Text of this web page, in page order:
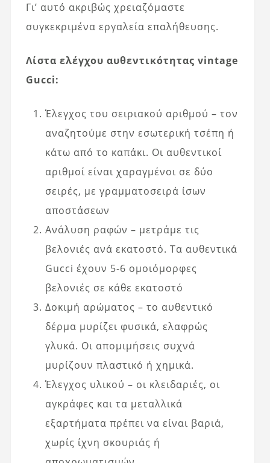
Γι’ αυτό ακριβώς χρειαζόμαστε
συγκεκριμένα εργαλεία επαλήθευσης.
Λίστα ελέγχου αυθεντικότητας vintage
Gucci:
Έλεγχος του σειριακού αριθμού – τον
αναζητούμε στην εσωτερική τσέπη ή
κάτω από το καπάκι. Οι αυθεντικοί
αριθμοί είναι χαραγμένοι σε δύο
σειρές, με γραμματοσειρά ίσων
αποστάσεων
Ανάλυση ραφών – μετράμε τις
βελονιές ανά εκατοστό. Τα αυθεντικά
Gucci έχουν 5-6 ομοιόμορφες
βελονιές σε κάθε εκατοστό
Δοκιμή αρώματος – το αυθεντικό
δέρμα μυρίζει φυσικά, ελαφρώς
γλυκά. Οι απομιμήσεις συχνά
μυρίζουν πλαστικό ή χημικά.
Έλεγχος υλικού – οι κλειδαριές, οι
αγκράφες και τα μεταλλικά
εξαρτήματα πρέπει να είναι βαριά,
χωρίς ίχνη σκουριάς ή